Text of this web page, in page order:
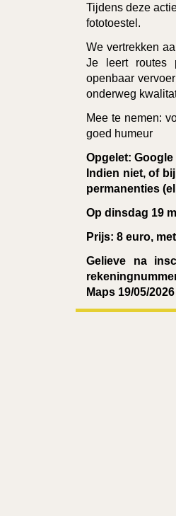
Tijdens deze
fototoestel.
We vertrekken
Je leert routes
openbaar
onderweg
Mee te nemen:
goed humeur
Opgelet:
Indien niet, of
permanenties
Op dinsdag 19
Prijs: 8 euro,
Gelieve na
Maps 19/05/